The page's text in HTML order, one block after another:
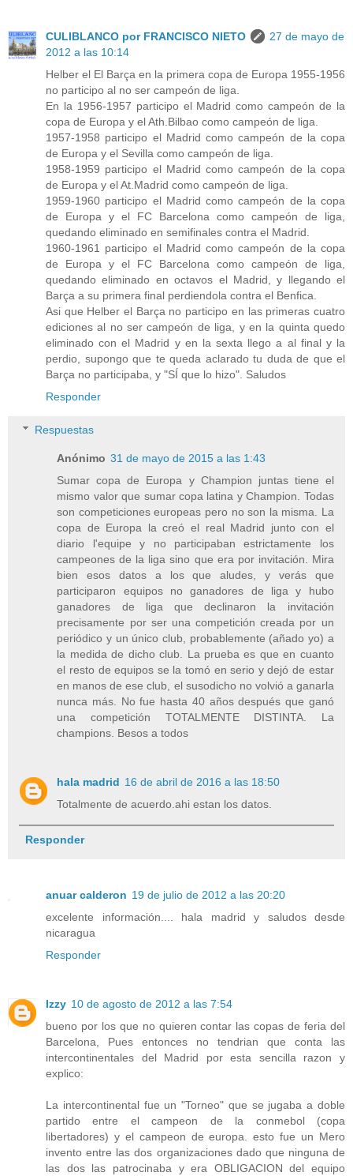
CULIBLANCO por FRANCISCO NIETO
27 de mayo de
2012 a las 10:14
Helber el El Barça en la primera copa de Europa 1955-1956
no participo al no ser campeón de liga.
En la 1956-1957 participo el Madrid como campeón de la
copa de Europa y el Ath.Bilbao como campeón de liga.
1957-1958 participo el Madrid como campeón de la copa
de Europa y el Sevilla como campeón de liga.
1958-1959 participo el Madrid como campeón de la copa
de Europa y el At.Madrid como campeón de liga.
1959-1960 participo el Madrid como campeón de la copa
de Europa y el FC Barcelona como campeón de liga,
quedando eliminado en semifinales contra el Madrid.
1960-1961 participo el Madrid como campeón de la copa
de Europa y el FC Barcelona como campeón de liga,
quedando eliminado en octavos el Madrid, y llegando el
Barça a su primera final perdiendola contra el Benfica.
Asi que Helber el Barça no participo en las primeras cuatro
ediciones al no ser campeón de liga, y en la quinta quedo
eliminado con el Madrid y en la sexta llego a al final y la
perdio, supongo que te queda aclarado tu duda de que el
Barça no participaba, y "SÍ que lo hizo". Saludos
Responder
Respuestas
Anónimo 31 de mayo de 2015 a las 1:43
Sumar copa de Europa y Champion juntas tiene el
mismo valor que sumar copa latina y Champion. Todas
son competiciones europeas pero no son la misma. La
copa de Europa la creó el real Madrid junto con el
diario l'equipe y no participaban estrictamente los
campeones de la liga sino que era por invitación. Mira
bien esos datos a los que aludes, y verás que
participaron equipos no ganadores de liga y hubo
ganadores de liga que declinaron la invitación
precisamente por ser una competición creada por un
periódico y un único club, probablemente (añado yo) a
la medida de dicho club. La prueba es que en cuanto
el resto de equipos se la tomó en serio y dejó de estar
en manos de ese club, el susodicho no volvió a ganarla
nunca más. No fue hasta 40 años después que ganó
una competición TOTALMENTE DISTINTA. La
champions. Besos a todos
hala madrid 16 de abril de 2016 a las 18:50
Totalmente de acuerdo.ahi estan los datos.
Responder
anuar calderon 19 de julio de 2012 a las 20:20
excelente información.... hala madrid y saludos desde
nicaragua
Responder
Izzy 10 de agosto de 2012 a las 7:54
bueno por los que no quieren contar las copas de feria del
Barcelona, Pues entonces no tendrian que conta las
intercontinentales del Madrid por esta sencilla razon y
explico:
La intercontinental fue un "Torneo" que se jugaba a doble
partido entre el campeon de la conmebol (copa
libertadores) y el campeon de europa. esto fue un Mero
invento entre las dos organizaciones dado que ninguna de
las dos las patrocinaba y era OBLIGACION del equipo